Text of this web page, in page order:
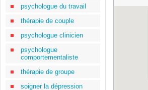
psychologue du travail
thérapie de couple
psychologue clinicien
psychologue
comportementaliste
thérapie de groupe
soigner la dépression